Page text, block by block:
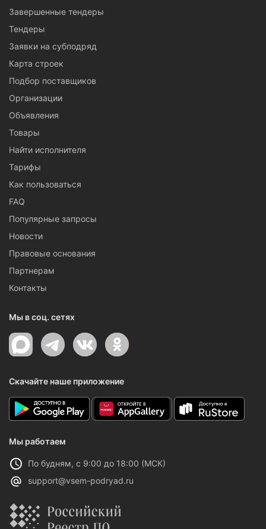
Завершенные тендеры
Тендеры
Заявки на субподряд
Карта строек
Подбор поставщиков
Организации
Объявления
Товары
Найти исполнителя
Тарифы
Как пользоваться
FAQ
Популярные запросы
Новости
Правовые основания
Партнерам
Контакты
Мы в соц. сетях
Скачайте наше приложение
Мы работаем
По будням, с 9:00 до 18:00 (МСК)
support@vsem-podryad.ru